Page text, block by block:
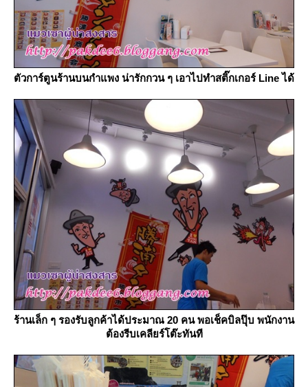
ตัวการ์ตูนร้านบนกำแพง น่ารักกวน ๆ เอาไปทำสติ๊กเกอร์ Line ได้
ร้านเล็ก ๆ รองรับลูกค้าได้ประมาณ 20 คน พอเช็คบิลปุ๊บ พนักงาน
ต้องรีบเคลียร์โต๊ะทันที